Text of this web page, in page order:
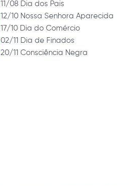
11/08 Dia dos Pais
12/10 Nossa Senhora Aparecida
17/10 Dia do Comércio
02/11 Dia de Finados
20/11 Consciência Negra